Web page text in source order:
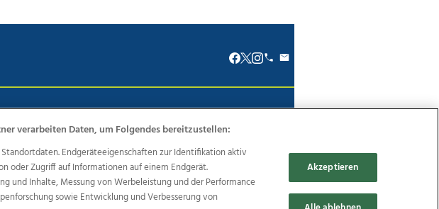
OÖN Karriere OÖN Reise
Promenaden Galerien
verarbeiten Daten, um Folgendes bereitzustellen:
Endgeräteeigenschaften zur Identifikation aktiv
oder Zugriff auf Informationen auf einem Endgerät.
und Inhalte, Messung von Werbeleistung und der Performance
sowie Entwicklung und Verbesserung von
Akzeptieren